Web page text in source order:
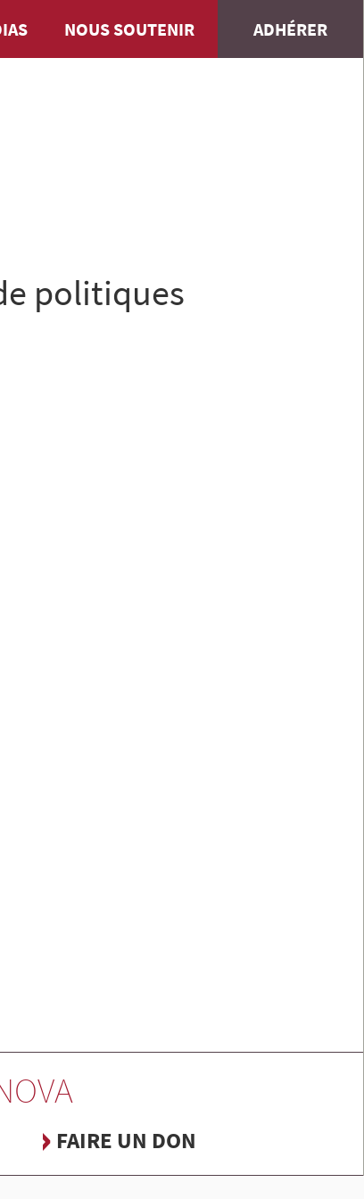
NOUS SOUTENIR ADHÉRER
politiques
FAIRE UN DON